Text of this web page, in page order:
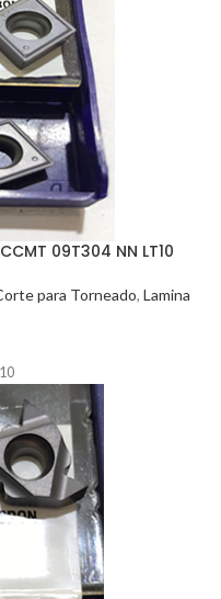
09T304 NN LT10
para Torneado, Lamina